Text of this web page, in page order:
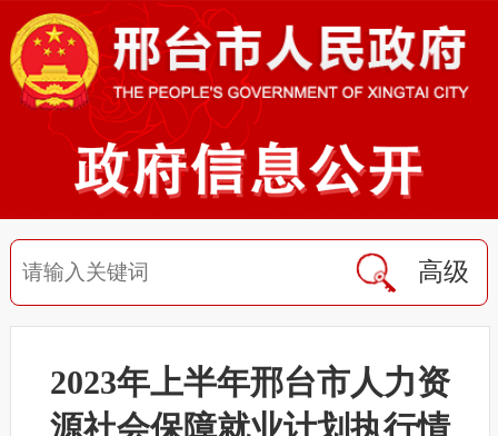
高级
2023年上半年邢台市人力资
源社会保障就业计划执行情